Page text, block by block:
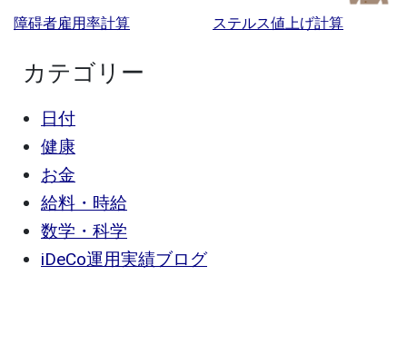
障碍者雇用率計算 ステルス値上げ計算
カテゴリー
日付
健康
お金
給料・時給
数学・科学
iDeCo運用実績ブログ